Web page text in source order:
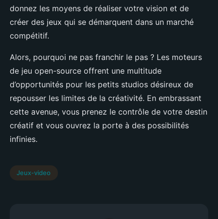
donnez les moyens de réaliser votre vision et de
créer des jeux qui se démarquent dans un marché
compétitif.
Alors, pourquoi ne pas franchir le pas ? Les moteurs
de jeu open-source offrent une multitude
d’opportunités pour les petits studios désireux de
repousser les limites de la créativité. En embrassant
cette avenue, vous prenez le contrôle de votre destin
créatif et vous ouvrez la porte à des possibilités
infinies.
Jeux-video